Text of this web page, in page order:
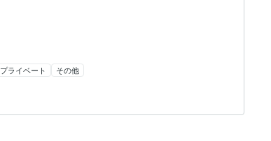
プライベート その他